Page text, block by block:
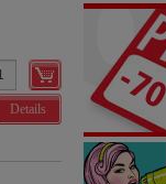
Details